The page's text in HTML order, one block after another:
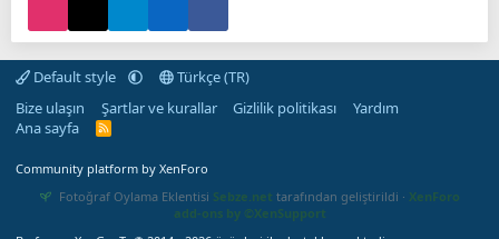
Default style
Türkçe (TR)
Bize ulaşın
Şartlar ve kurallar Gizlilik politikası
Yardım
Ana sayfa
R
Community platform by XenForo
Fotoğraf Oylama Eklentisi Sebze.net tarafından geliştirildi · XenForo
add-ons by ©XenSupport